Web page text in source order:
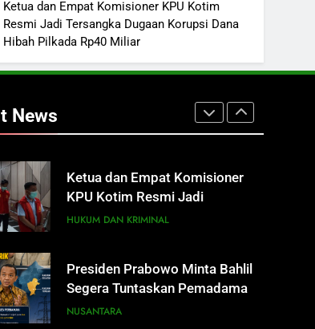
Ketua dan Empat Komisioner KPU Kotim
Resmi Jadi Tersangka Dugaan Korupsi Dana
Hibah Pilkada Rp40 Miliar
News
Distribusi BBM Diperkuat,
Pertamina Targetkan Antrean di
Ketua dan Empat Komisioner
KPU Kotim Resmi Jadi
Presiden Prabowo Minta Bahlil
Segera Tuntaskan Pemadaman
Sudarsono: Keberhasilan APBD
Bukan Sekadar Hemat